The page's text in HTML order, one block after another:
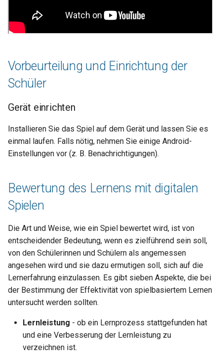
Vorbeurteilung und Einrichtung der
Schüler
Gerät einrichten
Installieren Sie das Spiel auf dem Gerät und lassen Sie es
einmal laufen. Falls nötig, nehmen Sie einige Android-
Einstellungen vor (z. B. Benachrichtigungen).
Bewertung des Lernens mit digitalen
Spielen
Die Art und Weise, wie ein Spiel bewertet wird, ist von
entscheidender Bedeutung, wenn es zielführend sein soll,
von den Schülerinnen und Schülern als angemessen
angesehen wird und sie dazu ermutigen soll, sich auf die
Lernerfahrung einzulassen. Es gibt sieben Aspekte, die bei
der Bestimmung der Effektivität von spielbasiertem Lernen
untersucht werden sollten.
Lernleistung - ob ein Lernprozess stattgefunden hat
und eine Verbesserung der Lernleistung zu
verzeichnen ist.